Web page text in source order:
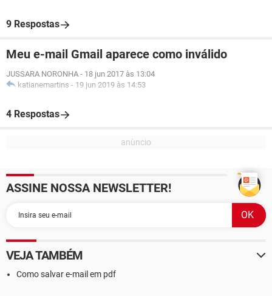
9 Respostas
Meu e-mail Gmail aparece como inválido
JUSSARA NORONHA - 18 jun 2017 às 13:04
katianemartins - 19 jun 2019 às 14:53
4 Respostas
ASSINE NOSSA NEWSLETTER!
VEJA TAMBÉM
Como salvar e-mail em pdf